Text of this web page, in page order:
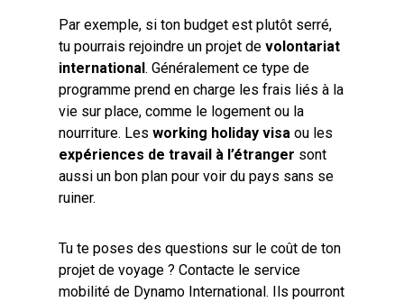
Par exemple, si ton budget est plutôt serré,
tu pourrais rejoindre un projet devolontariat
international. Généralement ce type de
programme prend en charge les frais liés à la
vie sur place, comme le logement ou la
nourriture. Lesworking holiday visa ou les
expériences de travail à l’étranger sont
aussi un bon plan pour voir du pays sans se
ruiner.
Tu te poses des questions sur le coût de ton
projet de voyage ? Contacte le service
mobilité de Dynamo International. Ils pourront